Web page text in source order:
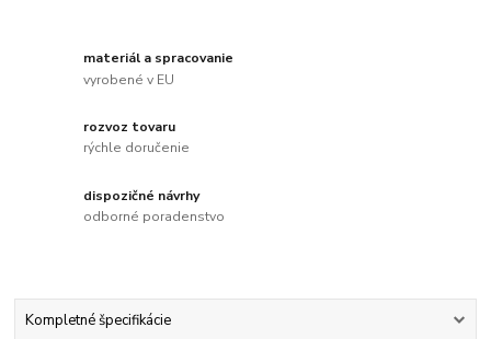
materiál a spracovanie
vyrobené v EU
rozvoz tovaru
rýchle doručenie
dispozičné návrhy
odborné poradenstvo
Kompletné špecifikácie